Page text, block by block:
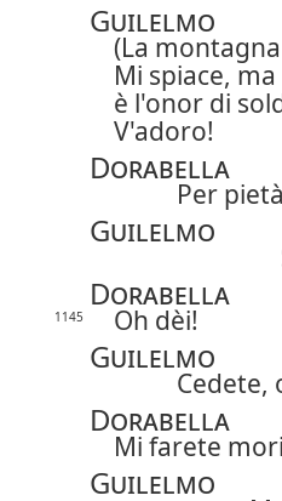
Guilelmo
(La
Mi spiace,
è l'onor di
V'adoro!
Dorabella
Per
Guilelmo
Dorabella
1145 Oh dèi!
Guilelmo
Cedete,
Dorabella
Mi farete
Guilelmo